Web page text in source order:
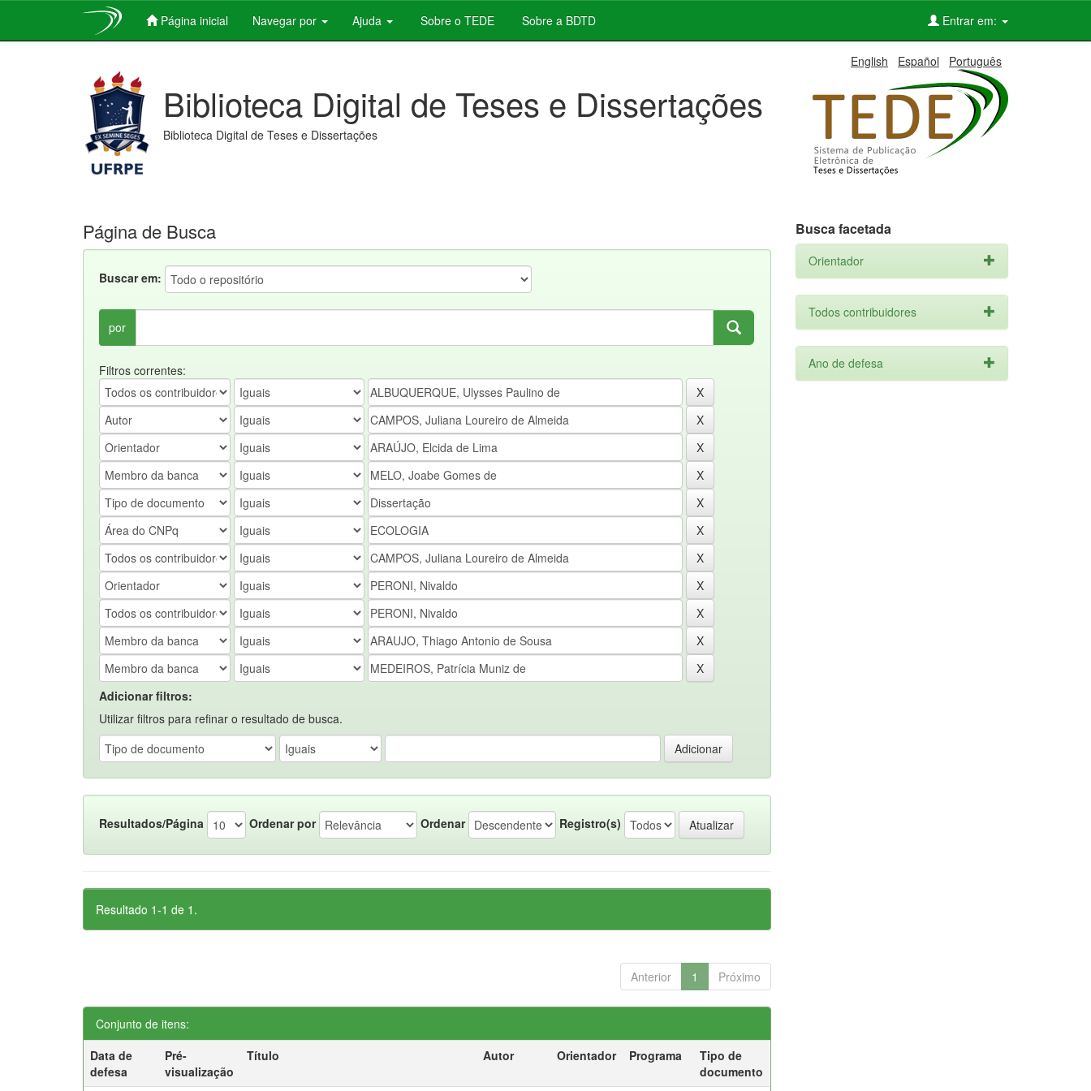
Página inicial Navegar por Ajuda Sobre o TEDE Sobre a BDTD Entrar em:
English Español Português
Biblioteca Digital de Teses e Dissertações
Biblioteca Digital de Teses e Dissertações
Página de Busca
Buscar em:
por
Filtros correntes:
Adicionar filtros:
Utilizar filtros para refinar o resultado de busca.
Resultados/Página Ordenar por Ordenar Registro(s)
Resultado 1-1 de 1.
Anterior 1 Próximo
Conjunto de itens:
Data de
defesa
Pré-
visualização
Título Autor Orientador Programa
Tipo de
documento
Busca facetada
Orientador
Todos contribuidores
Ano de defesa